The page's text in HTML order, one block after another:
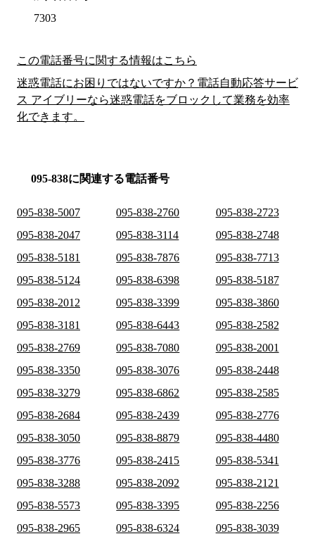
7303
この電話番号に関する情報はこちら
迷惑電話にお困りではないですか？電話自動応答サービ
ス アイブリーなら迷惑電話をブロックして業務を効率
化できます。
095-838に関連する電話番号
095-838-5007 095-838-2760
095-838-2723
095-838-2047
095-838-3114
095-838-2748
095-838-5181
095-838-7876
095-838-7713
095-838-5124
095-838-6398
095-838-5187
095-838-2012
095-838-3399
095-838-3860
095-838-3181
095-838-6443
095-838-2582
095-838-2769
095-838-7080
095-838-2001
095-838-3350
095-838-3076
095-838-2448
095-838-3279
095-838-6862
095-838-2585
095-838-2684
095-838-2439
095-838-2776
095-838-3050
095-838-8879
095-838-4480
095-838-3776
095-838-2415
095-838-5341
095-838-3288
095-838-2092
095-838-2121
095-838-5573
095-838-3395
095-838-2256
095-838-2965
095-838-6324
095-838-3039